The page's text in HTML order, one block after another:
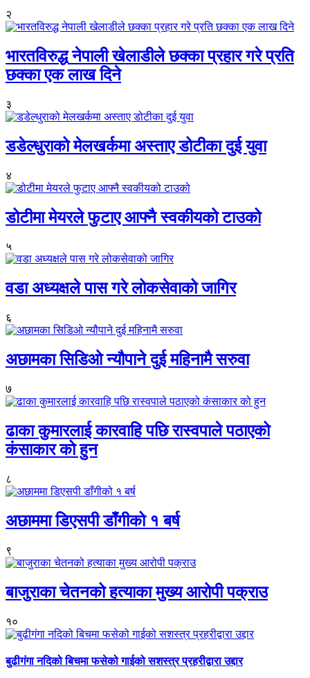
२
भारतविरुद्ध नेपाली खेलाडीले छक्का प्रहार गरे प्रति
छक्का एक लाख दिने
३
डडेल्धुराको मेलखर्कमा अस्ताए डोटीका दुई युवा
४
डोटीमा मेयरले फुटाए आफ्नै स्वकीयको टाउको
५
वडा अध्यक्षले पास गरे लोकसेवाको जागिर
६
अछामका सिडिओ न्यौपाने दुई महिनामै सरुवा
७
ढाका कुमारलाई कारवाहि पछि रास्वपाले पठाएको
कंसाकार को हुन
८
अछाममा डिएसपी डाँगीको १ बर्ष
९
बाजुराका चेतनको हत्याका मुख्य आरोपी पक्राउ
१०
बुढीगंगा नदिको बिचमा फसेको गाईको सशस्त्र प्रहरीद्वारा उद्दार